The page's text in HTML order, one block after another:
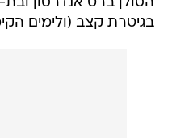
בגיטרת קצב (ולימים